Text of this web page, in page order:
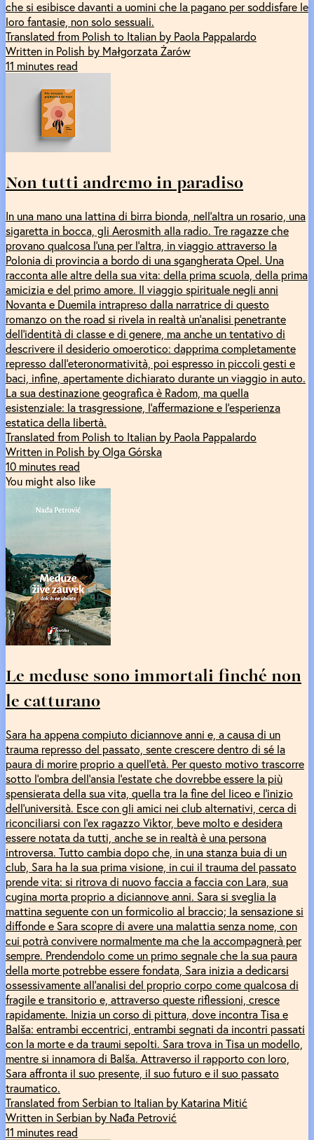
che si esibisce davanti a uomini che la pagano per soddisfare le
loro fantasie, non solo sessuali.
Translated from Polish to Italian by Paola Pappalardo
Written in Polish by Małgorzata Żarów
11 minutes read
Non tutti andremo in paradiso
In una mano una lattina di birra bionda, nell’altra un rosario, una
sigaretta in bocca, gli Aerosmith alla radio. Tre ragazze che
provano qualcosa l’una per l’altra, in viaggio attraverso la
Polonia di provincia a bordo di una sgangherata Opel. Una
racconta alle altre della sua vita: della prima scuola, della prima
amicizia e del primo amore. Il viaggio spirituale negli anni
Novanta e Duemila intrapreso dalla narratrice di questo
romanzo on the road si rivela in realtà un'analisi penetrante
dell'identità di classe e di genere, ma anche un tentativo di
descrivere il desiderio omoerotico: dapprima completamente
represso dall’eteronormatività, poi espresso in piccoli gesti e
baci, infine, apertamente dichiarato durante un viaggio in auto.
La sua destinazione geografica è Radom, ma quella
esistenziale: la trasgressione, l’affermazione e l’esperienza
estatica della libertà.
Translated from Polish to Italian by Paola Pappalardo
Written in Polish by Olga Górska
10 minutes read
You might also like
Le meduse sono immortali finché non
le catturano
Sara ha appena compiuto diciannove anni e, a causa di un
trauma represso del passato, sente crescere dentro di sé la
paura di morire proprio a quell’età. Per questo motivo trascorre
sotto l’ombra dell’ansia l’estate che dovrebbe essere la più
spensierata della sua vita, quella tra la fine del liceo e l’inizio
dell’università. Esce con gli amici nei club alternativi, cerca di
riconciliarsi con l’ex ragazzo Viktor, beve molto e desidera
essere notata da tutti, anche se in realtà è una persona
introversa. Tutto cambia dopo che, in una stanza buia di un
club, Sara ha la sua prima visione, in cui il trauma del passato
prende vita: si ritrova di nuovo faccia a faccia con Lara, sua
cugina morta proprio a diciannove anni. Sara si sveglia la
mattina seguente con un formicolio al braccio; la sensazione si
diffonde e Sara scopre di avere una malattia senza nome, con
cui potrà convivere normalmente ma che la accompagnerà per
sempre. Prendendolo come un primo segnale che la sua paura
della morte potrebbe essere fondata, Sara inizia a dedicarsi
ossessivamente all’analisi del proprio corpo come qualcosa di
fragile e transitorio e, attraverso queste riflessioni, cresce
rapidamente. Inizia un corso di pittura, dove incontra Tisa e
Balša: entrambi eccentrici, entrambi segnati da incontri passati
con la morte e da traumi sepolti. Sara trova in Tisa un modello,
mentre si innamora di Balša. Attraverso il rapporto con loro,
Sara affronta il suo presente, il suo futuro e il suo passato
traumatico.
Translated from Serbian to Italian by Katarina Mitić
Written in Serbian by Nađa Petrović
11 minutes read